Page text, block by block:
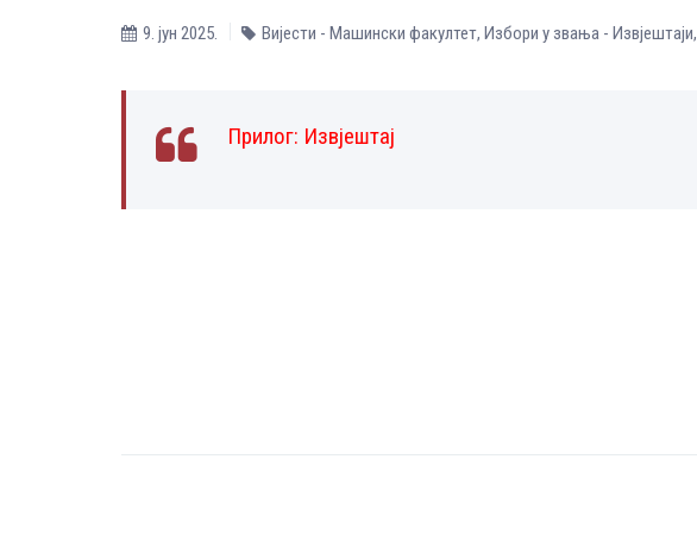
9. јун 2025. Вијести - Машински факултет, Избори у звања - Извјештаји,
Прилог: Извјештај